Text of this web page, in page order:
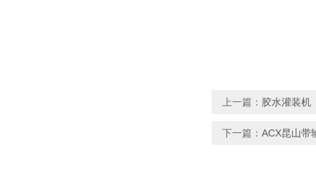
上一篇： 胶水灌装机
下一篇： ACX昆山带